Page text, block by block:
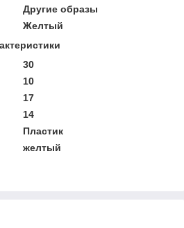
Другие образы
Желтый
30
10
17
14
Пластик
желтый